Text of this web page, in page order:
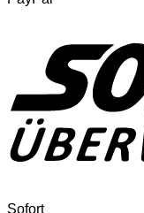
Sofort